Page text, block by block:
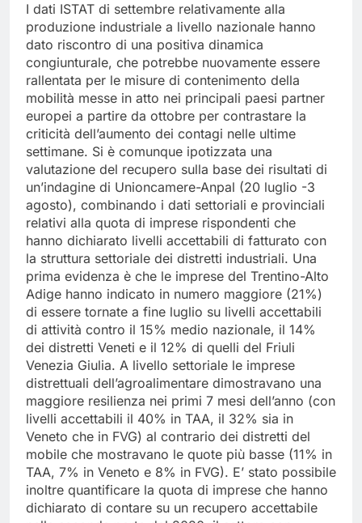
I dati ISTAT di settembre relativamente alla
produzione industriale a livello nazionale hanno
dato riscontro di una positiva dinamica
congiunturale, che potrebbe nuovamente essere
rallentata per le misure di contenimento della
mobilità messe in atto nei principali paesi partner
europei a partire da ottobre per contrastare la
criticità dell’aumento dei contagi nelle ultime
settimane. Si è comunque ipotizzata una
valutazione del recupero sulla base dei risultati di
un’indagine di Unioncamere-Anpal (20 luglio -3
agosto), combinando i dati settoriali e provinciali
relativi alla quota di imprese rispondenti che
hanno dichiarato livelli accettabili di fatturato con
la struttura settoriale dei distretti industriali. Una
prima evidenza è che le imprese del Trentino-Alto
Adige hanno indicato in numero maggiore (21%)
di essere tornate a fine luglio su livelli accettabili
di attività contro il 15% medio nazionale, il 14%
dei distretti Veneti e il 12% di quelli del Friuli
Venezia Giulia. A livello settoriale le imprese
distrettuali dell’agroalimentare dimostravano una
maggiore resilienza nei primi 7 mesi dell’anno (con
livelli accettabili il 40% in TAA, il 32% sia in
Veneto che in FVG) al contrario dei distretti del
mobile che mostravano le quote più basse (11% in
TAA, 7% in Veneto e 8% in FVG). E’ stato possibile
inoltre quantificare la quota di imprese che hanno
dichiarato di contare su un recupero accettabile